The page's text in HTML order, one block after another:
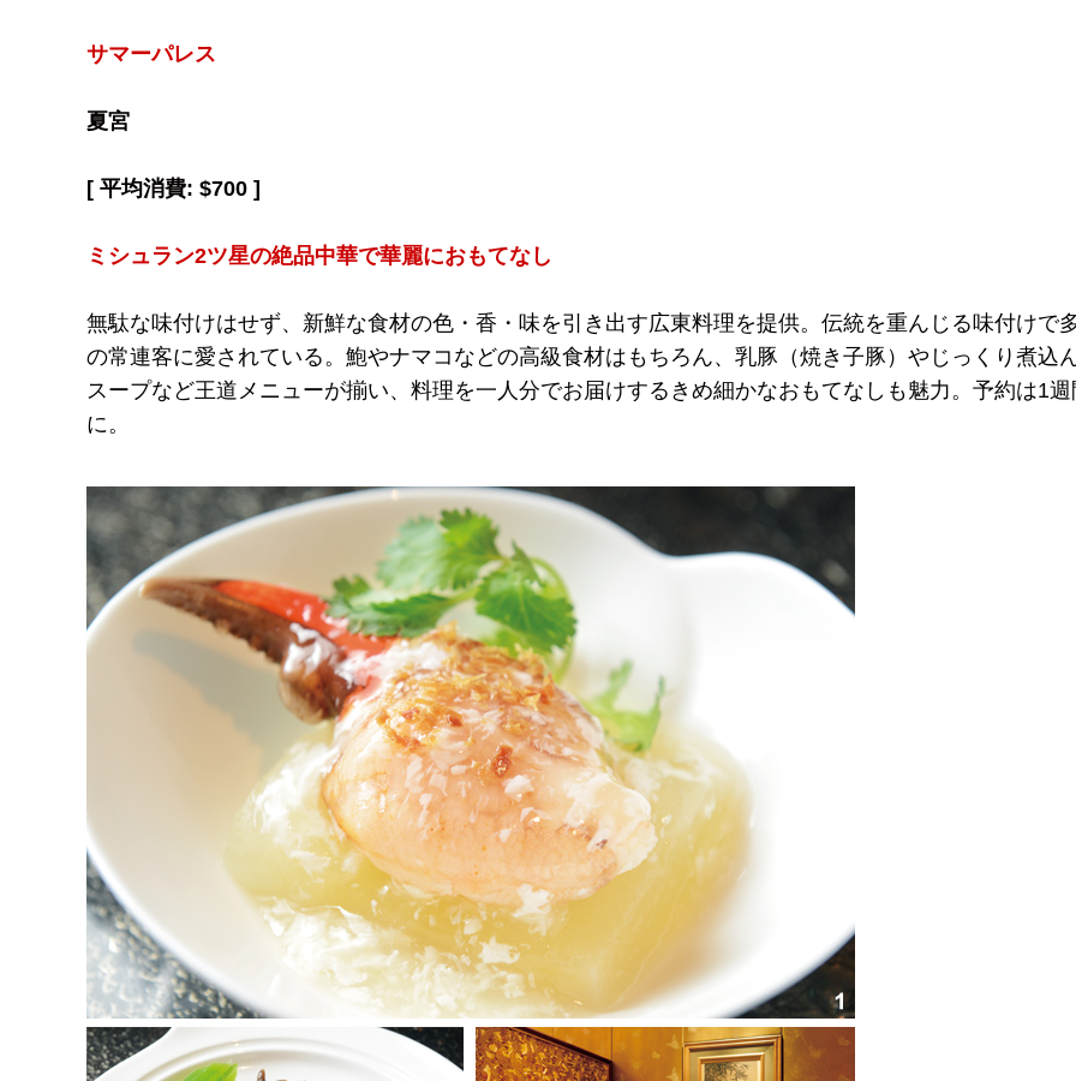
サマーパレス
夏宮
[ 平均消費: $700 ]
ミシュラン2ツ星の絶品中華で華麗におもてなし
無駄な味付けはせず、新鮮な食材の色・香・味を引き出す広東料理を提供。伝統を重んじる味付けで
の常連客に愛されている。鮑やナマコなどの高級食材はもちろん、乳豚（焼き子豚）やじっくり煮込
スープなど王道メニューが揃い、料理を一人分でお届けするきめ細かなおもてなしも魅力。予約は1週
に。